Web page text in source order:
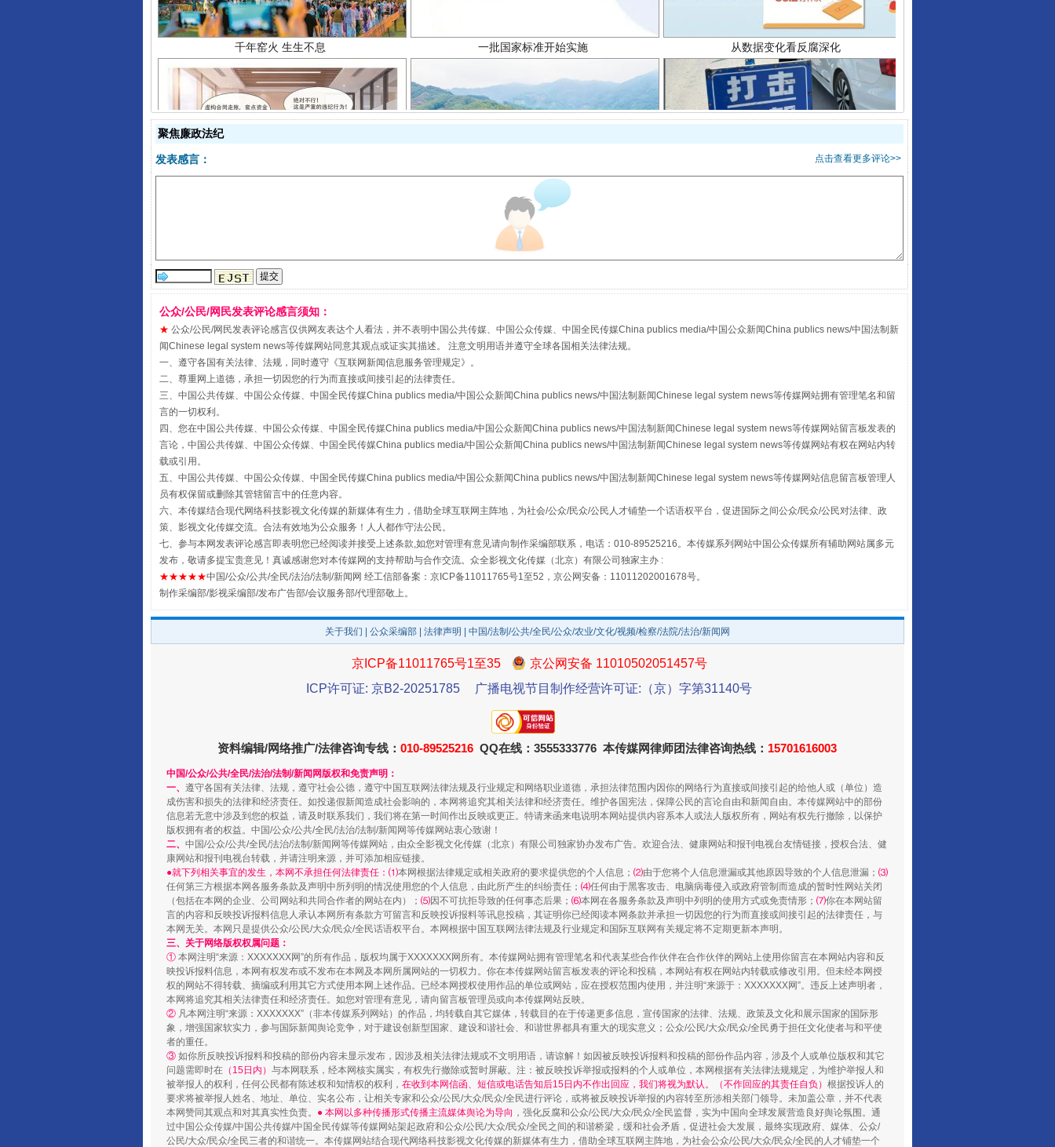
揭开“小金库”的免责幌子 以产业富民促振兴 酒驾未被当场查获能处罚吗
受贿1.44亿！段成刚被判无期
全民健身五年计划来了！等你上场
阿坝州三大球赛在茂县开幕 规模最大的光氢储一体化项目 走走走！国家喊你健身啦
国家大学科技园优化重塑工作 镜头丨大暑三秋近 山西：不断增强治理腐败综合效能
聚焦廉政法纪
点击查看更多评论>>
发表感言：
公众/公民/网民发表评论感言须知：
★ 公众/公民/网民发表评论感言仅供网友表达个人看法，并不表明中国公共传媒、中国公众传媒、中国全民传媒China publics media/中国公众新闻China publics news/中国法制新
闻Chinese legal system news等传媒网站同意其观点或证实其描述。 注意文明用语并遵守全球各国相关法律法规。
一、遵守各国有关法律、法规，同时遵守《互联网新闻信息服务管理规定》。
二、尊重网上道德，承担一切因您的行为而直接或间接引起的法律责任。
三、中国公共传媒、中国公众传媒、中国全民传媒China publics media/中国公众新闻China publics news/中国法制新闻Chinese legal system news等传媒网站拥有管理笔名和留
言的一切权利。
四、您在中国公共传媒、中国公众传媒、中国全民传媒China publics media/中国公众新闻China publics news/中国法制新闻Chinese legal system news等传媒网站留言板发表的
言论，中国公共传媒、中国公众传媒、中国全民传媒China publics media/中国公众新闻China publics news/中国法制新闻Chinese legal system news等传媒网站有权在网站内转
载或引用。
五、中国公共传媒、中国公众传媒、中国全民传媒China publics media/中国公众新闻China publics news/中国法制新闻Chinese legal system news等传媒网站信息留言板管理人
员有权保留或删除其管辖留言中的任意内容。
六、本传媒结合现代网络科技影视文化传媒的新媒体有生力，借助全球互联网主阵地，为社会/公众/民众/公民人才铺垫一个话语权平台，促进国际之间公众/民众/公民对法律、政
策、影视文化传媒交流。合法有效地为公众服务！人人都作守法公民。
七、参与本网发表评论感言即表明您已经阅读并接受上述条款,如您对管理有意见请向制作采编部联系，电话：010-89525216。本传媒系列网站中国公众传媒所有辅助网站属多元
发布，敬请多提宝贵意见！真诚感谢您对本传媒网的支持帮助与合作交流。众全影视文化传媒（北京）有限公司独家主办 :
★★★★★中国/公众/公共/全民/法治/法制/新闻网 经工信部备案：京ICP备11011765号1至52，京公网安备：11011202001678号。
制作采编部/影视采编部/发布广告部/会议服务部/代理部敬上。
关于我们 公众采编部 法律声明 | 中国/法制/公共/全民/公众/农业/文化/视频/检察/法院/法治/新闻网
京ICP备11011765号1至35
京公网安备 11010502051457号
ICP许可证: 京B2-20251785
广播电视节目制作经营许可证:（京）字第31140号
资料编辑/网络推广/法律咨询专线： 010-89525216 QQ在线：3555333776 本传媒网律师团法律咨询热线： 15701616003
中国/公众/公共/全民/法治/法制/新闻网版权和免责声明：
一、 遵守各国有关法律、法规，遵守社会公德，遵守中国互联网法律法规及行业规定和网络职业道德，承担法律范围内因你的网络行为直接或间接引起的给他人或（单位）造
成伤害和损失的法律和经济责任。如投递假新闻造成社会影响的，本网将追究其相关法律和经济责任。维护各国宪法，保障公民的言论自由和新闻自由。本传媒网站中的部份
信息若无意中涉及到您的权益，请及时联系我们，我们将在第一时间作出反映或更正。特请来函来电说明本网站提供内容系本人或法人版权所有，网站有权先行撤除，以保护
版权拥有者的权益。中国/公众/公共/全民/法治/法制/新闻网等传媒网站衷心致谢！
二、 中国/公众/公共/全民/法治/法制/新闻网等传媒网站，由众全影视文化传媒（北京）有限公司独家协办发布广告。欢迎合法、健康网站和报刊电视台友情链接，授权合法、健
康网站和报刊电视台转载，并请注明来源，并可添加相应链接。
●就下列相关事宜的发生，本网不承担任何法律责任：⑴本网根据法律规定或相关政府的要求提供您的个人信息； ⑵由于您将个人信息泄漏或其他原因导致的个人信息泄漏； ⑶
任何第三方根据本网各服务条款及声明中所列明的情况使用您的个人信息，由此所产生的纠纷责任； ⑷任何由于黑客攻击、电脑病毒侵入或政府管制而造成的暂时性网站关闭
（包括在本网的企业、公司网站和共同合作者的网站在内）； ⑸因不可抗拒导致的任何事态后果； ⑹本网在各服务条款及声明中列明的使用方式或免责情形； ⑺你在本网站留
言的内容和反映投诉报料信息人承认本网所有条款方可留言和反映投诉报料等讯息投稿，其证明你已经阅读本网条款并承担一切因您的行为而直接或间接引起的法律责任，与
本网无关。本网只是提供公众/公民/大众/民众/全民话语权平台。本网根据中国互联网法律法规及行业规定和国际互联网有关规定将不定期更新本声明。
三、关于网络版权权属问题：
① 本网注明“来源：XXXXXXX网”的所有作品，版权均属于XXXXXXX网所有。本传媒网站拥有管理笔名和代表某些合作伙伴在合作伙伴的网站上使用你留言在本网站内容和反
映投诉报料信息，本网有权发布或不发布在本网及本网所属网站的一切权力。你在本传媒网站留言板发表的评论和投稿，本网站有权在网站内转载或修改引用。但未经本网授
权的网站不得转载、摘编或利用其它方式使用本网上述作品。已经本网授权使用作品的单位或网站，应在授权范围内使用，并注明“来源于：XXXXXXX网”。违反上述声明者，
本网将追究其相关法律责任和经济责任。如您对管理有意见，请向留言板管理员或向本传媒网站反映。
② 凡本网注明“来源：XXXXXXX”（非本传媒系列网站）的作品，均转载自其它媒体，转载目的在于传递更多信息，宣传国家的法律、法规、政策及文化和展示国家的国际形
象，增强国家软实力，参与国际新闻舆论竞争，对于建设创新型国家、建设和谐社会、和谐世界都具有重大的现实意义；公众/公民/大众/民众/全民勇于担任文化使者与和平使
者的重任。
③ 如你所反映投诉报料和投稿的部份内容未显示发布，因涉及相关法律法规或不文明用语，请谅解！如因被反映投诉报料和投稿的部份作品内容，涉及个人或单位版权和其它
问题需即时在 （15日内） 与本网联系，经本网核实属实，有权先行撤除或暂时屏蔽。注：被反映投诉举报或报料的个人或单位，本网根据有关法律法规规定，为维护举报人和
被举报人的权利，任何公民都有陈述权和知情权的权利， 在收到本网信函、短信或电话告知后15日内不作出回应，我们将视为默认。（不作回应的其责任自负） 根据投诉人的
要求将被举报人姓名、地址、单位、实名公布，让相关专家和公众/公民/大众/民众/全民进行评论，或将被反映投诉举报的内容转至所涉相关部门领导。未加盖公章，并不代表
本网赞同其观点和对其真实性负责。 ● 本网以多种传播形式传播主流媒体舆论为导向 ，强化反腐和公众/公民/大众/民众/全民监督，实为中国向全球发展营造良好舆论氛围。通
过中国公众传媒/中国公共传媒/中国全民传媒等传媒网站架起政府和公众/公民/大众/民众/全民之间的和谐桥梁，缓和社会矛盾，促进社会大发展，最终实现政府、媒体、公众/
公民/大众/民众/全民三者的和谐统一。本传媒网站结合现代网络科技影视文化传媒的新媒体有生力，借助全球互联网主阵地，为社会公众/公民/大众/民众/全民的人才铺垫一个